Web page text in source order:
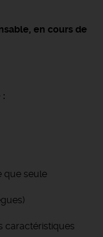
en cours de
:
que seule
caractéristiques